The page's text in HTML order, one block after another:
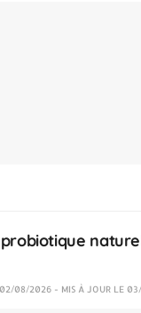
02/08/2026 - MIS À JOUR LE